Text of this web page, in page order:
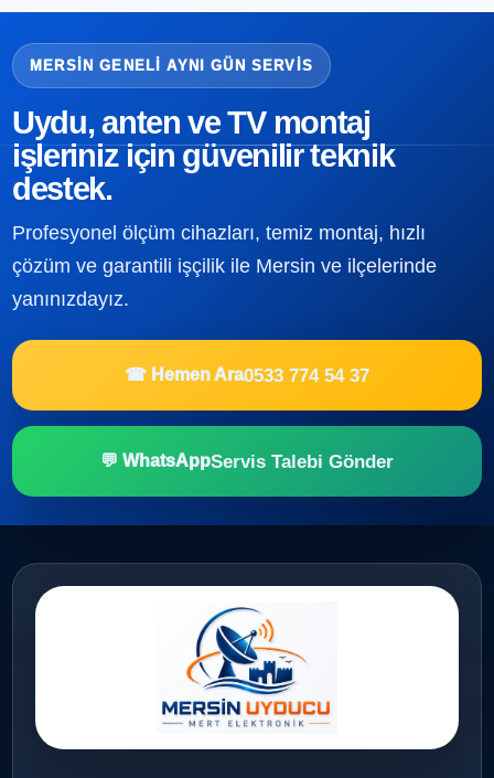
MERSIN GENELI AYNI GÜN SERVIS
Uydu, anten ve TV montaj
işleriniz için güvenilir teknik
destek.
Profesyonel ölçüm cihazları, temiz montaj, hızlı
çözüm ve garantili işçilik ile Mersin ve ilçelerinde
yanınızdayız.
☎ Hemen Ara0533 774 54 37
💬 WhatsAppServis Talebi Gönder